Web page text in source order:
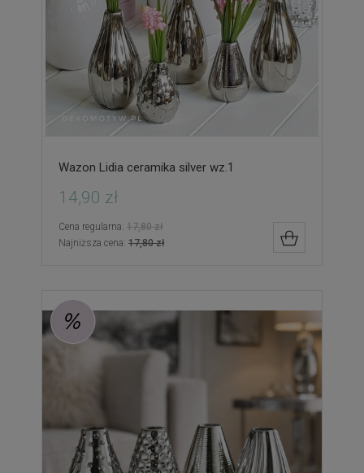
Wazon Lidia ceramika silver wz.1
14,90 zł
Cena regularna: 17,80 zł
Najniższa cena: 17,80 zł